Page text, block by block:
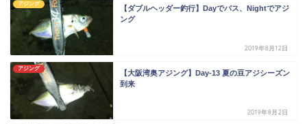
アジング
【ダブルヘッダー釣行】Dayでバス、Nightでアジ
ング
2019年8月12日
アジング
【大阪湾奥アジング】Day-13 夏の豆アジシーズン
到来
2019年8月2日